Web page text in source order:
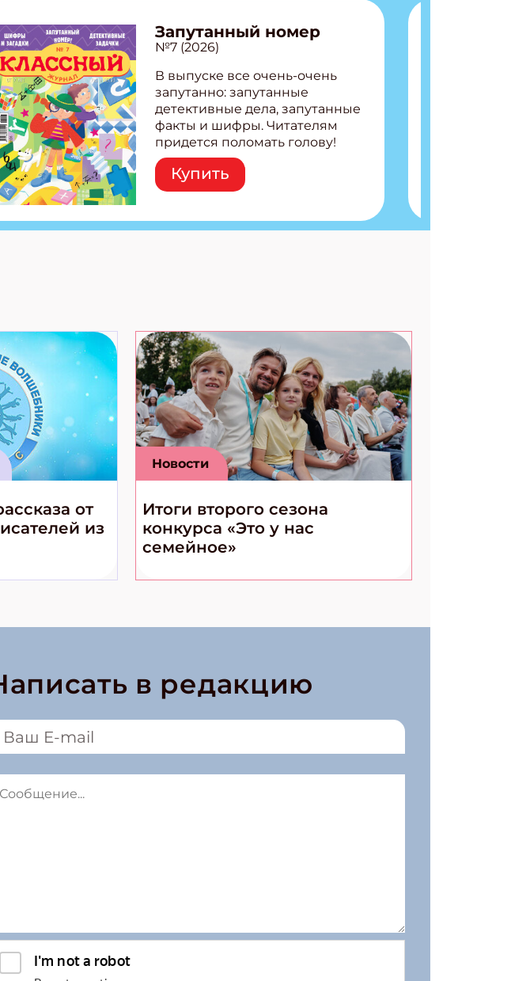
Запутанный номер
№7 (2026)
В выпуске все очень-очень
запутанно: запутанные
детективные дела, запутанные
факты и шифры. Читателям
придется поломать голову!
Внутри: Шифры и
расшифровки Плетем
запутанные поделки
Ищем коды 3 комикса
Купить
от
из
Новости
Итоги второго сезона
конкурса «Это у нас
семейное»
в редакцию